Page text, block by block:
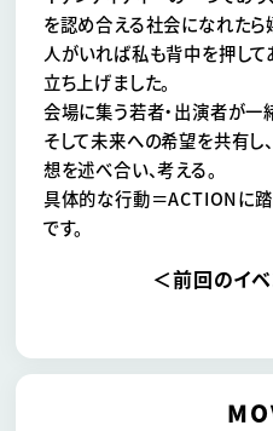
を認め合える社会になれたら
人がいれば私も背中を押して
立ち上げました。
会場に集う若者・出演者が一
そして未来への希望を共有し
想を述べ合い、考える。
具体的な行動＝ACTIONに
です。
＜前回のイ